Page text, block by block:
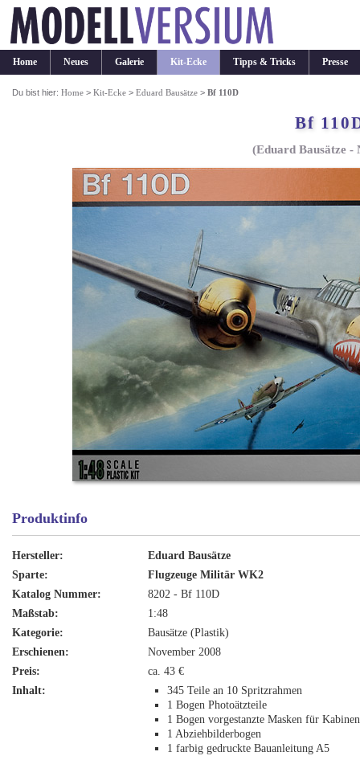
Home Neues Galerie Kit-Ecke Tipps & Tricks Presse
Du bist hier:Home >Kit-Ecke >Eduard Bausätze >Bf 110D
Bf
(Eduard Bausätze -
Produktinfo
Hersteller:
Eduard Bausätze
Sparte:
Flugzeuge Militär WK2
Katalog Nummer:
8202 - Bf 110D
Maßstab:
1:48
Kategorie:
Bausätze (Plastik)
Erschienen:
November 2008
Preis:
ca. 43 €
Inhalt:
345 Teile an 10 Spritzrahmen
1 Bogen Photoätzteile
1 Bogen vorgestanzte Masken für
1 Abziehbilderbogen
1 farbig gedruckte Bauanleitung A5